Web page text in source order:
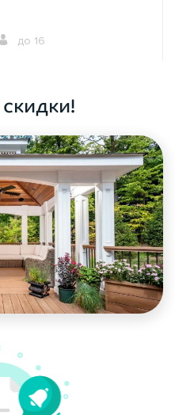
до 16